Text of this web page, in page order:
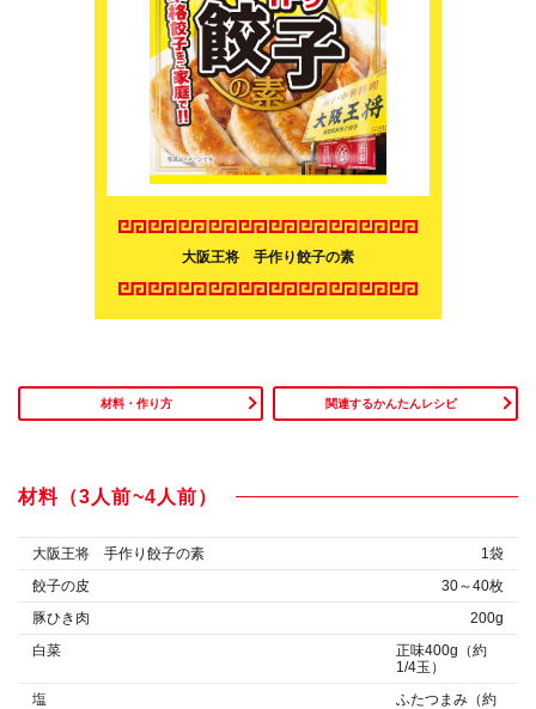
大阪王将 手作り餃子の素
材料・作り方 関連するかんたんレシピ
材料（3人前~4人前）
大阪王将 手作り餃子の素
1袋
餃子の皮
30～40枚
豚ひき肉
200g
白菜
正味400g（約
1/4玉）
塩
ふたつまみ（約